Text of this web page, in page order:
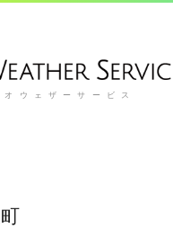
オウェザーサービス